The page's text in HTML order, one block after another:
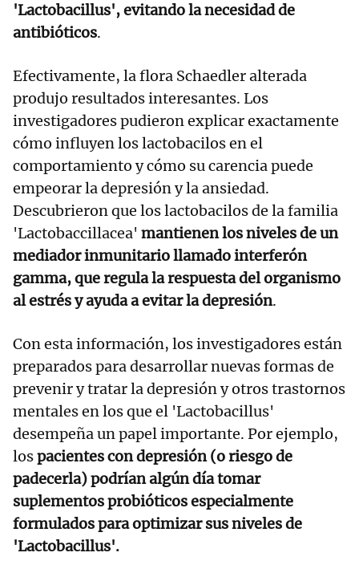
'Lactobacillus', evitando la necesidad de
antibióticos.
Efectivamente, la flora Schaedler alterada
produjo resultados interesantes. Los
investigadores pudieron explicar exactamente
cómo influyen los lactobacilos en el
comportamiento y cómo su carencia puede
empeorar la depresión y la ansiedad.
Descubrieron que los lactobacilos de la familia
'Lactobaccillacea' mantienen los niveles de un
mediador inmunitario llamado interferón
gamma, que regula la respuesta del organismo
al estrés y ayuda a evitar la depresión.
Con esta información, los investigadores están
preparados para desarrollar nuevas formas de
prevenir y tratar la depresión y otros trastornos
mentales en los que el 'Lactobacillus'
desempeña un papel importante. Por ejemplo,
lospacientes con depresión (o riesgo de
padecerla) podrían algún día tomar
suplementos probióticos especialmente
formulados para optimizar sus niveles de
'Lactobacillus'.